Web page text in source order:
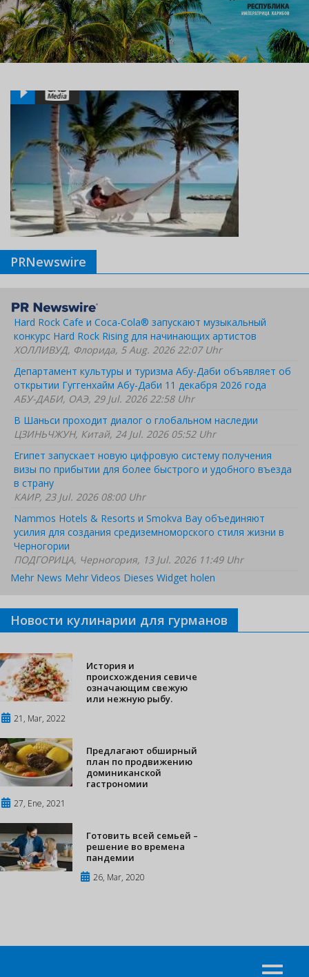
PRNewswire
Hard Rock Cafe и Coca-Cola® запускают музыкальный
конкурс Hard Rock Rising для начинающих артистов
ХОЛЛИВУД, Флорида, 5 Aug. 2026 22:07 Uhr
Департамент культуры и туризма Абу-Даби объявляет об
открытии Гуггенхайм Абу-Даби 11 декабря 2026 года
АБУ-ДАБИ, ОАЭ, 29 Jul. 2026 22:58 Uhr
В Шаньси проходит диалог о глобальном наследии
ЦЗИНЬЧЖУН, Китай, 24 Jul. 2026 05:52 Uhr
Египет запускает новую цифровую систему получения
визы по прибытии для более быстрого и удобного въезда
в страну
КАИР, 23 Jul. 2026 08:00 Uhr
Nammos Hotels & Resorts и Smokva Bay объединяют
усилия для создания средиземноморского стиля жизни в
Черногории
ПОДГОРИЦА, Черногория, 13 Jul. 2026 11:49 Uhr
Mehr News Mehr Videos Dieses Widget holen
Новости кулинарии для гурманов
История и
происхождения севиче
означающим свежую
или нежную рыбу.
21, Mar, 2022
Предлагают обширный
план по продвижению
доминиканской
гастрономии
27, Ene, 2021
Готовить всей семьей –
решение во времена
пандемии
26, Mar, 2020